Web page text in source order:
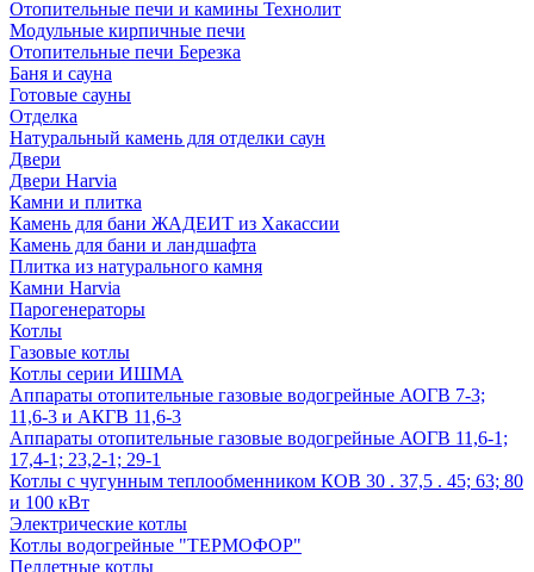
Отопительные печи и камины Технолит
Модульные кирпичные печи
Отопительные печи Березка
Баня и сауна
Готовые сауны
Отделка
Натуральный камень для отделки саун
Двери
Двери Harvia
Камни и плитка
Камень для бани ЖАДЕИТ из Хакассии
Камень для бани и ландшафта
Плитка из натурального камня
Камни Harvia
Парогенераторы
Котлы
Газовые котлы
Котлы серии ИШМА
Аппараты отопительные газовые водогрейные АОГВ 7-3;
11,6-3 и АКГВ 11,6-3
Аппараты отопительные газовые водогрейные АОГВ 11,6-1;
17,4-1; 23,2-1; 29-1
Котлы с чугунным теплообменником КОВ 30 . 37,5 . 45; 63; 80
и 100 кВт
Электрические котлы
Котлы водогрейные "ТЕРМОФОР"
Пеллетные котлы